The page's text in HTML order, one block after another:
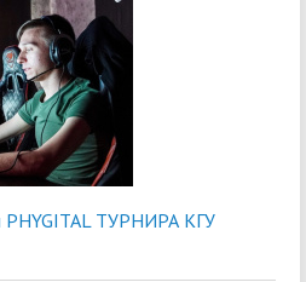
PHYGITAL ТУРНИРА КГУ